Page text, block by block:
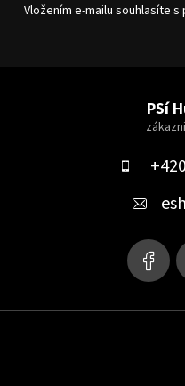
Vložením e-mailu souhlasíte s
PSí